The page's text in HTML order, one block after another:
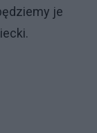
je